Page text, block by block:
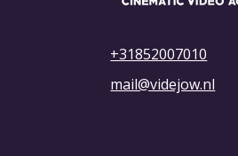
+31852007010
mail@videjow.nl